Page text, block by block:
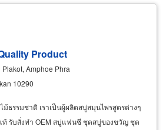
Product
Amphoe Phra
10290
ม้ธรรมชาติ เราเป็นผู้ผลิตสบู่สมุนไพรสูตรต่างๆ
รับสั่งทำ OEM สบู่แฟนซี ชุดสบู่ของขวัญ ชุด